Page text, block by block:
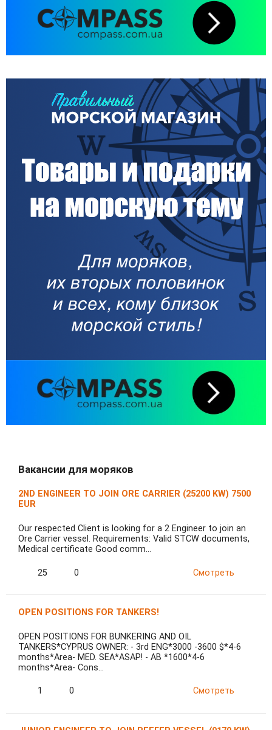
Вакансии для моряков
2ND ENGINEER TO JOIN ORE CARRIER (25200 KW) 7500
EUR
Our respected Client is looking for a 2 Engineer to join an
Ore Carrier vessel. Requirements: Valid STCW documents,
Medical certificate Good comm…
25 0 Смотреть
OPEN POSITIONS FOR TANKERS!
OPEN POSITIONS FOR BUNKERING AND OIL
TANKERS*CYPRUS OWNER: - 3rd ENG*3000 -3600 $*4-6
months*Area- MED. SEA*ASAP! - AB *1600*4-6
months*Area- Cons…
1 0 Смотреть